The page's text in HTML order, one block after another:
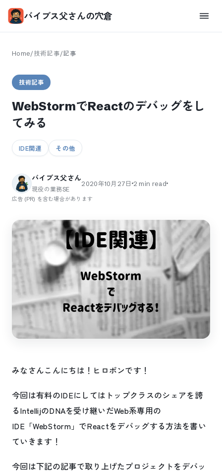
バイブス父さんの穴倉
Home/技術記事/記事
技術記事
WebStormでReactのデバッグをし
てみる
IDE関連 その他
バイブス父さん
現役の業務SE
2020年10月27日 2 min read
広告 (PR) を含む場合があります
みなさんこんにちは！ヒロポンです！
今回は有料のIDEにしてはトップクラスのシェアを誇
るIntellijのDNAを受け継いだWeb系専用の
IDE「WebStorm」でReactをデバッグする方法を書い
ていきます！
今回は下記の記事で取り上げたプロジェクトをデバッ